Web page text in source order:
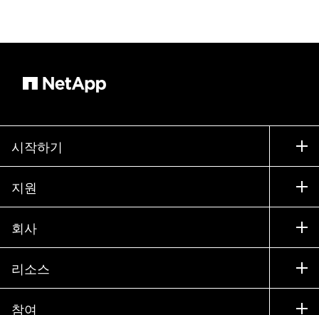
시작하기
구입 방법
세일즈 팀 연락처
파트너 찾기
경영진 브리핑
지원
지원
교육
설명서
회사
회사
파트너
리소스
뉴스룸
참여